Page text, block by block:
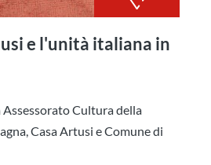
e l'unità italiana in
Cultura della
Casa Artusi e Comune di